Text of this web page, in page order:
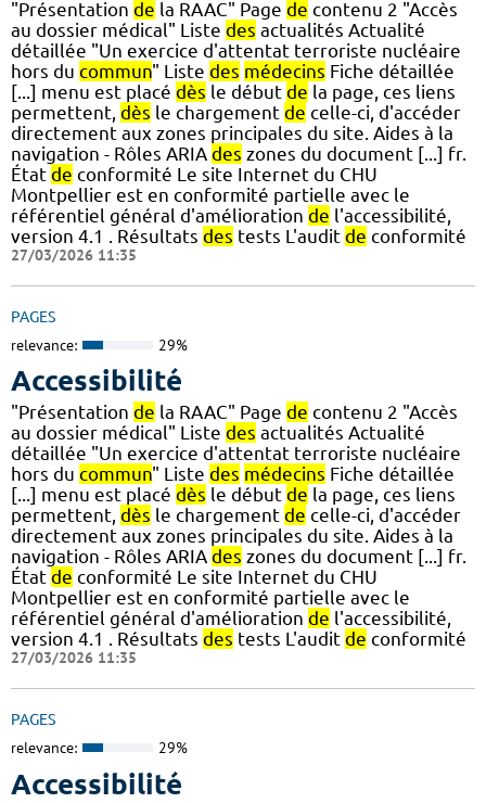
"Présentation de la RAAC" Page de contenu 2 "Accès
au dossier médical" Liste des actualités Actualité
détaillée "Un exercice d'attentat terroriste nucléaire
hors du commun" Liste des médecins Fiche détaillée
[...] menu est placé dès le début de la page, ces liens
permettent, dès le chargement de celle-ci, d'accéder
directement aux zones principales du site. Aides à la
navigation - Rôles ARIA des zones du document [...] fr.
État de conformité Le site Internet du CHU
Montpellier est en conformité partielle avec le
référentiel général d'amélioration de l'accessibilité,
version 4.1 . Résultats des tests L'audit de conformité
27/03/2026 11:35
PAGES
relevance: 29%
Accessibilité
"Présentation de la RAAC" Page de contenu 2 "Accès
au dossier médical" Liste des actualités Actualité
détaillée "Un exercice d'attentat terroriste nucléaire
hors du commun" Liste des médecins Fiche détaillée
[...] menu est placé dès le début de la page, ces liens
permettent, dès le chargement de celle-ci, d'accéder
directement aux zones principales du site. Aides à la
navigation - Rôles ARIA des zones du document [...] fr.
État de conformité Le site Internet du CHU
Montpellier est en conformité partielle avec le
référentiel général d'amélioration de l'accessibilité,
version 4.1 . Résultats des tests L'audit de conformité
27/03/2026 11:35
PAGES
relevance: 29%
Accessibilité